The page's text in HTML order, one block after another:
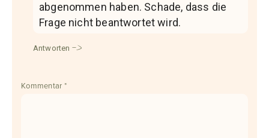
abgenommen haben. Schade, dass die
Frage nicht beantwortet wird.
Antworten
Kommentar *